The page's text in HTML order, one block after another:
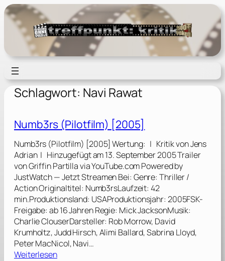
Zum
Inhalt
springen
Schlagwort: Navi Rawat
Numb3rs (Pilotfilm) [2005]
Numb3rs (Pilotfilm) [2005] Wertung: | Kritik von Jens
Adrian | Hinzugefügt am 13. September 2005 Trailer
von Griffin Partilla via YouTube.com Powered by
JustWatch — Jetzt Streamen Bei: Genre: Thriller /
Action Originaltitel: Numb3rsLaufzeit: 42
min.Produktionsland: USAProduktionsjahr: 2005FSK-
Freigabe: ab 16 Jahren Regie: Mick JacksonMusik:
Charlie ClouserDarsteller: Rob Morrow, David
Krumholtz, Judd Hirsch, Alimi Ballard, Sabrina Lloyd,
Peter MacNicol, Navi…
Weiterlesen: